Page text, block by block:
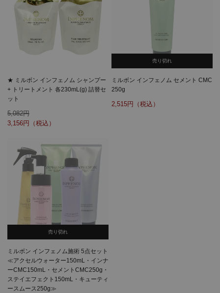
★ ミルボン インフェノム シャンプー
+ トリートメント 各230mL(g) 詰替セ
ット
5,082
3,156
売り切れ
ミルボン インフェノム セメント CMC
250g
2,515
売り切れ
ミルボン インフェノム施術 5点セット
≪アクセルウォーター150mL・インナ
ーCMC150mL・セメントCMC250g・
ステイエフェクト150mL・キューティ
ースムース250g≫